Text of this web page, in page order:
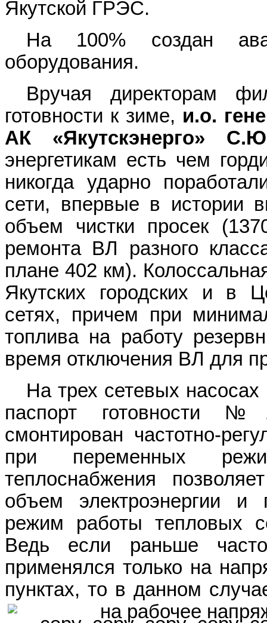
Якутской ГРЭС.
На 100% создан
оборудования.
Вручая директорам
готовности к зиме, и.о.
АК «Якутскэнерго»
энергетикам есть чем
никогда ударно
сети, впервые в истории
объем чистки просек
ремонта ВЛ разного
плане 402 км).
Якутских городских и в
сетях, причем при
топлива на работу
время отключения ВЛ для
На трех сетевых
паспорт готовности
смонтирован частотно-
при переменных
теплоснабжения
объем электроэнергии и
режим работы тепловых
Ведь если раньше
применялся только на
пунктах, то в данном
на рабочее